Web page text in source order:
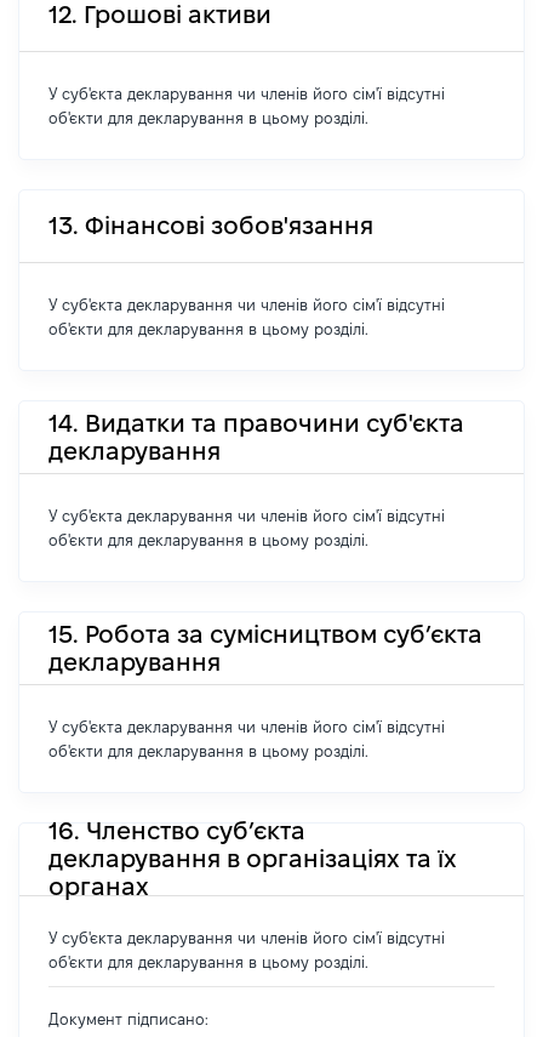
12. Грошові активи
У суб'єкта декларування чи членів його сім'ї відсутні
об'єкти для декларування в цьому розділі.
13. Фінансові зобов'язання
У суб'єкта декларування чи членів його сім'ї відсутні
об'єкти для декларування в цьому розділі.
14. Видатки та правочини суб'єкта
декларування
У суб'єкта декларування чи членів його сім'ї відсутні
об'єкти для декларування в цьому розділі.
15. Робота за сумісництвом суб’єкта
декларування
У суб'єкта декларування чи членів його сім'ї відсутні
об'єкти для декларування в цьому розділі.
16. Членство суб’єкта
декларування в організаціях та їх
органах
У суб'єкта декларування чи членів його сім'ї відсутні
об'єкти для декларування в цьому розділі.
Документ підписано: